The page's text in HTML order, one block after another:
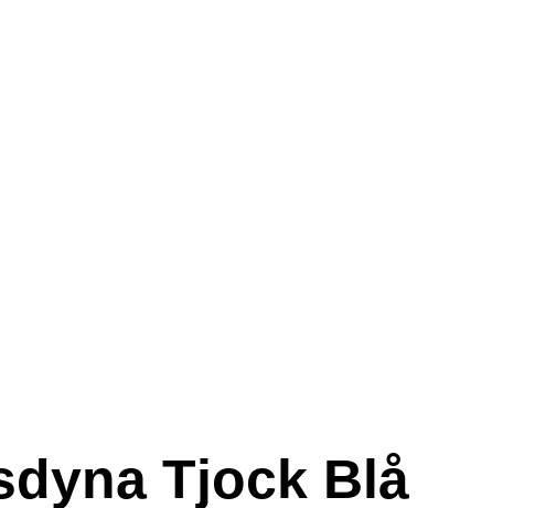
Tjock Blå